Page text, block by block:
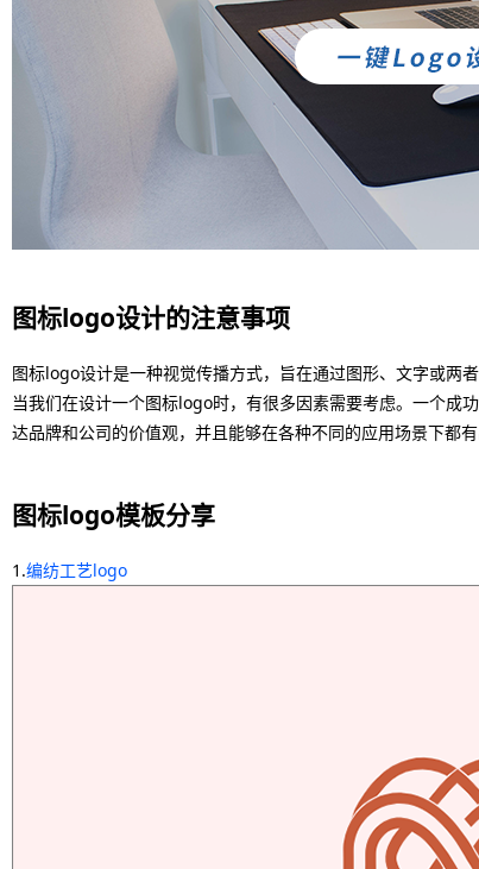
图标logo设计的注意事项
图标logo设计是一种视觉传播方式，旨在通过图形、文字或两
当我们在设计一个图标logo时，有很多因素需要考虑。一个成
达品牌和公司的价值观，并且能够在各种不同的应用场景下都有
图标logo模板分享
1.编纺工艺logo